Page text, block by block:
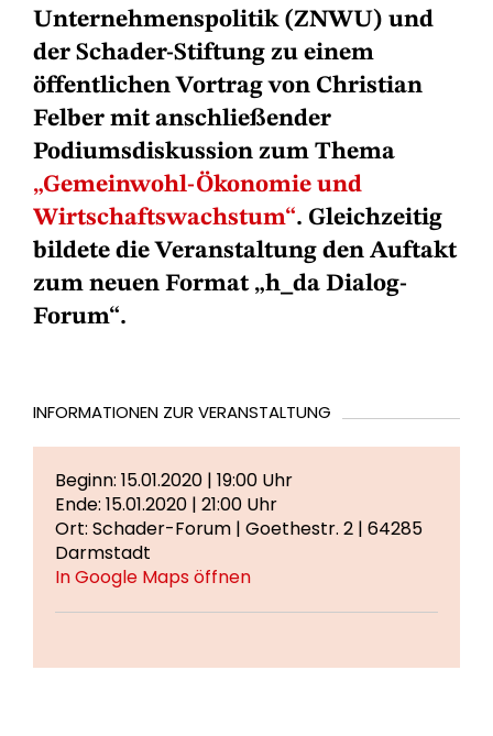
Unternehmenspolitik (ZNWU) und
der Schader-Stiftung zu einem
öffentlichen Vortrag von Christian
Felber mit anschließender
Podiumsdiskussion zum Thema
„Gemeinwohl-Ökonomie und
Wirtschaftswachstum“. Gleichzeitig
bildete die Veranstaltung den Auftakt
zum neuen Format „h_da Dialog-
Forum“.
INFORMATIONEN ZUR VERANSTALTUNG
Beginn: 15.01.2020 | 19:00 Uhr
Ende: 15.01.2020 | 21:00 Uhr
Ort: Schader-Forum | Goethestr. 2 | 64285
Darmstadt
In Google Maps öffnen